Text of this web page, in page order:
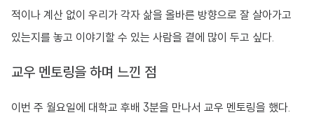
적이나 계산 없이 우리가 각자 삶을 올바른 방향으로 잘 살아가고
있는지를 놓고 이야기할 수 있는 사람을 곁에 많이 두고 싶다.
교우 멘토링을 하며 느낀 점
이번 주 월요일에 대학교 후배 3분을 만나서 교우 멘토링을 했다.